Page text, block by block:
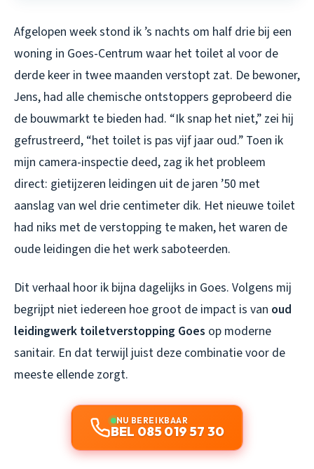
Afgelopen week stond ik ’s nachts om half drie bij een
woning in Goes-Centrum waar het toilet al voor de
derde keer in twee maanden verstopt zat. De bewoner,
Jens, had alle chemische ontstoppers geprobeerd die
de bouwmarkt te bieden had. “Ik snap het niet,” zei hij
gefrustreerd, “het toilet is pas vijf jaar oud.” Toen ik
mijn camera-inspectie deed, zag ik het probleem
direct: gietijzeren leidingen uit de jaren ’50 met
aanslag van wel drie centimeter dik. Het nieuwe toilet
had niks met de verstopping te maken, het waren de
oude leidingen die het werk saboteerden.
Dit verhaal hoor ik bijna dagelijks in Goes. Volgens mij
begrijpt niet iedereen hoe groot de impact is van oud
leidingwerk toiletverstopping Goes op moderne
sanitair. En dat terwijl juist deze combinatie voor de
meeste ellende zorgt.
NU BEREIKBAAR
BEL 085 019 57 30